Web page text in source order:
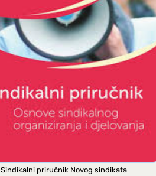
Sindikalni priručnik Novog sindikata